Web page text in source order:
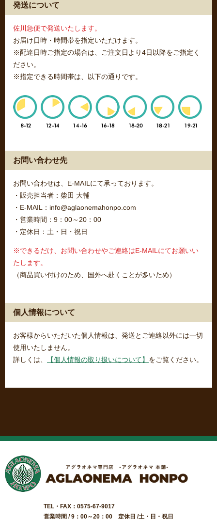
発送について
佐川急便で発送いたします。
お届け日時・時間帯を指定いただけます。
※配達日時ご指定の場合は、ご注文日より4日以降をご指定く
ださい。
※指定できる時間帯は、以下の通りです。
お問い合わせ先
お問い合わせは、E-MAILにて承っております。
・販売担当者：柴田 大輔
・E-MAIL：info@aglaonemahonpo.com
・営業時間：9：00～20：00
・定休日：土・日・祝日
※できるだけ、お問い合わせやご連絡はE-MAILにてお願いい
たします。
（商品買い付けのため、国外へ赴くことが多いため）
個人情報について
お客様からいただいた個人情報は、発送とご連絡以外には一切
使用いたしません。
詳しくは、
【個人情報の取り扱いについて】 をご覧ください。
TEL・FAX：0575-67-9017
営業時間 / 9：00～20：00 定休日 /土・日・祝日